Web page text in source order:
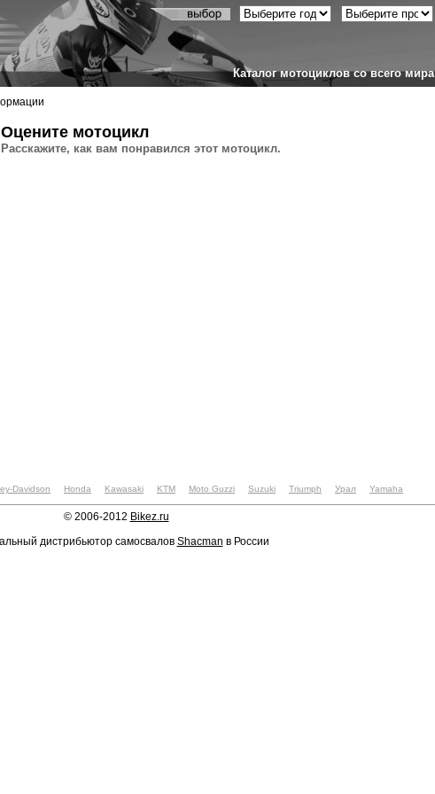
Каталог мотоциклов со всего мира
Оцените мотоцикл
Расскажите, как вам понравился этот мотоцикл.
Davidson Honda Kawasaki KTM Moto Guzzi Suzuki Triumph Урал Yamaha
© 2006-2012 Bikez.ru
дистрибьютор самосвалов Shacman в России